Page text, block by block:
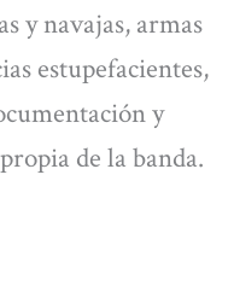
y navajas, armas
estupefacientes,
y
de la banda.